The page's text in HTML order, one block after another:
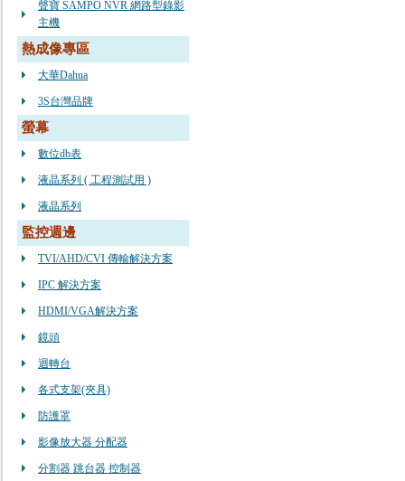
聲寶 SAMPO NVR 網路型錄影
主機
熱成像專區
大華Dahua
3S台灣品牌
螢幕
數位db表
液晶系列 ( 工程測試用 )
液晶系列
監控週邊
TVI/AHD/CVI 傳輸解決方案
IPC 解決方案
HDMI/VGA解決方案
鏡頭
迴轉台
各式支架(夾具)
防護罩
影像放大器 分配器
分割器 跳台器 控制器